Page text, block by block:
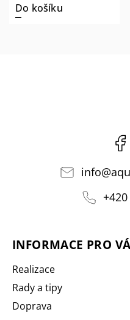
Do košíku
info@
INFORMACE PRO
Realizace
Rady a tipy
Doprava